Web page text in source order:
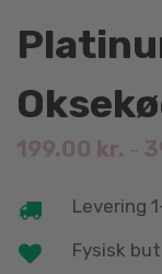
199.00 kr. –
Levering
Fysisk